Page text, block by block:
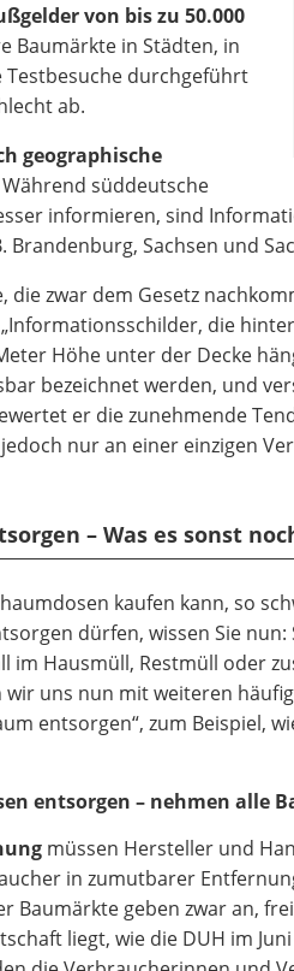
von bis zu 50.000
Baumärkte in Städten, in
Testbesuche durchgeführt
ab.
geographische
süddeutsche
informieren, sind
Brandenburg, Sachsen und
die zwar dem Gesetz
„Informationsschilder, die
Höhe unter der Decke
bezeichnet werden, und
er die zunehmende
nur an einer einzigen
– Was es sonst
kaufen kann, so
dürfen, wissen Sie
im Hausmüll, Restmüll oder
wir uns nun mit weiteren
entsorgen“, zum Beispiel,
entsorgen – nehmen alle
müssen Hersteller und
in zumutbarer
Baumärkte geben zwar an,
liegt, wie die DUH im